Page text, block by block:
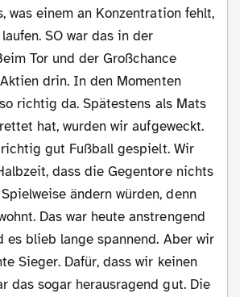
was einem an Konzentration fehlt,
SO war das in der
Tor und der Großchance
drin. In den Momenten
richtig da. Spätestens als Mats
hat, wurden wir aufgeweckt.
gut Fußball gespielt. Wir
dass die Gegentore nichts
ändern würden, denn
Das war heute anstrengend
es blieb lange spannend. Aber wir
Sieger. Dafür, dass wir keinen
das sogar herausragend gut. Die